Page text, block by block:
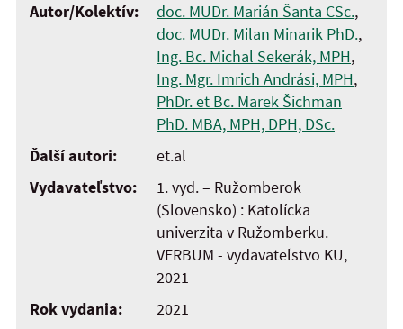
Autor/Kolektív: doc. MUDr. Marián Šanta CSc.,
doc. MUDr. Milan Minarik PhD.,
Ing. Bc. Michal Sekerák, MPH,
Ing. Mgr. Imrich Andrási, MPH,
PhDr. et Bc. Marek Šichman
PhD. MBA, MPH, DPH, DSc.
Ďalší autori:
et.al
Vydavateľstvo:
1. vyd. – Ružomberok
(Slovensko) : Katolícka
univerzita v Ružomberku.
VERBUM - vydavateľstvo KU,
2021
Rok vydania:
2021